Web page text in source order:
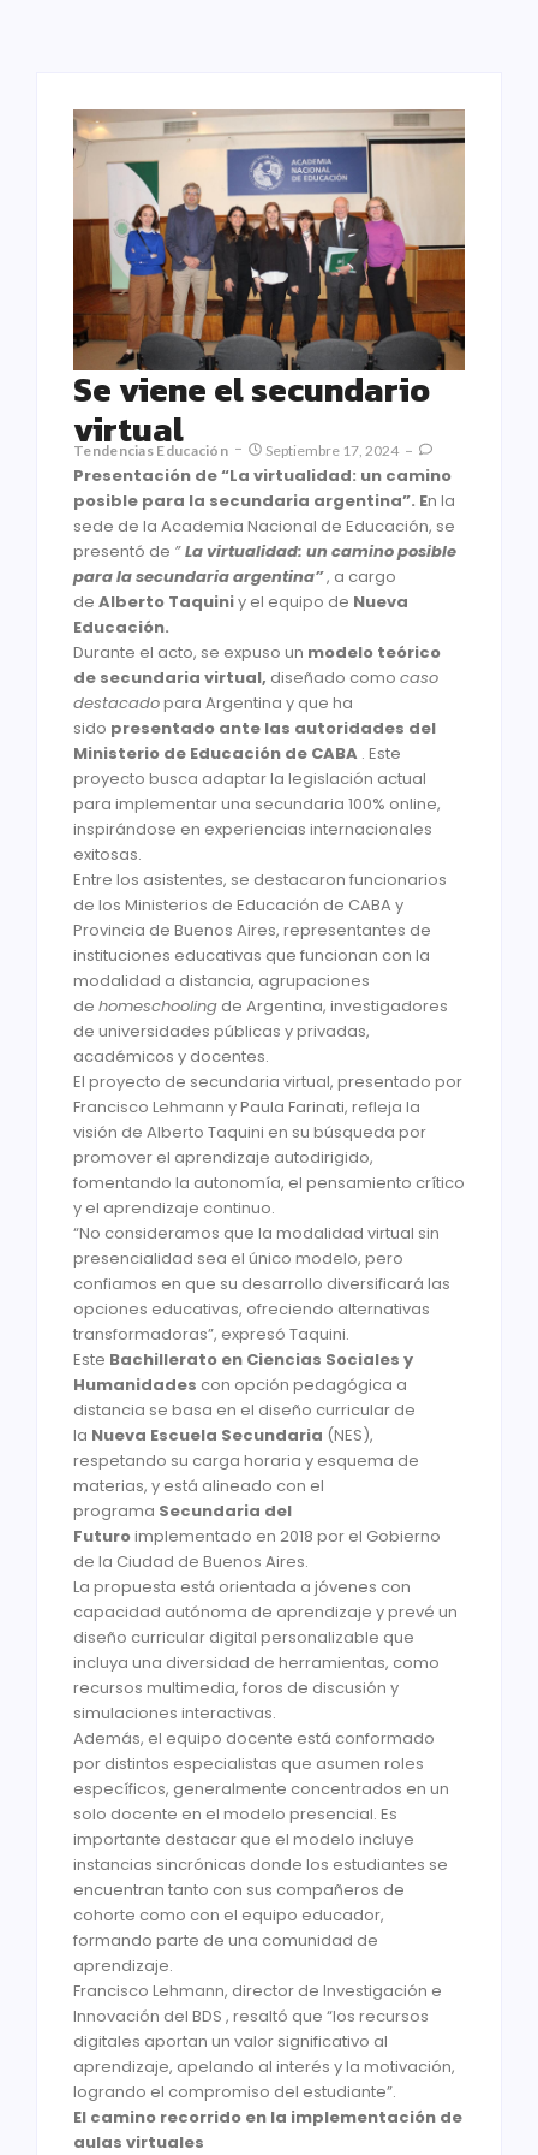
Se viene el secundario
virtual
Tendencias Educación Septiembre 17, 2024
Presentación de “La virtualidad: un camino
posible para la secundaria argentina”. En la
sede de la Academia Nacional de Educación, se
presentó de ”La virtualidad: un camino posible
para la secundaria argentina”, a cargo
de Alberto Taquiniy el equipo de Nueva
Educación.
Durante el acto, se expuso un modelo teórico
de secundaria virtual, diseñado como caso
destacadopara Argentina y que ha
sido presentado ante las autoridades del
Ministerio de Educación de CABA . Este
proyecto busca adaptar la legislación actual
para implementar una secundaria 100% online,
inspirándose en experiencias internacionales
exitosas.
Entre los asistentes, se destacaron funcionarios
de los Ministerios de Educación de CABA y
Provincia de Buenos Aires, representantes de
instituciones educativas que funcionan con la
modalidad a distancia, agrupaciones
de homeschooling de Argentina, investigadores
de universidades públicas y privadas,
académicos y docentes.
El proyecto de secundaria virtual, presentado por
Francisco Lehmann y Paula Farinati, refleja la
visión de Alberto Taquini en su búsqueda por
promover el aprendizaje autodirigido,
fomentando la autonomía, el pensamiento crítico
y el aprendizaje continuo.
“No consideramos que la modalidad virtual sin
presencialidad sea el único modelo, pero
confiamos en que su desarrollo diversificará las
opciones educativas, ofreciendo alternativas
transformadoras”, expresó Taquini.
Este Bachillerato en Ciencias Sociales y
Humanidades con opción pedagógica a
distancia se basa en el diseño curricular de
la Nueva Escuela Secundaria (NES),
respetando su carga horaria y esquema de
materias, y está alineado con el
programa Secundaria del
Futuroimplementado en 2018 por el Gobierno
de la Ciudad de Buenos Aires.
La propuesta está orientada a jóvenes con
capacidad autónoma de aprendizaje y prevé un
diseño curricular digital personalizable que
incluya una diversidad de herramientas, como
recursos multimedia, foros de discusión y
simulaciones interactivas.
Además, el equipo docente está conformado
por distintos especialistas que asumen roles
específicos, generalmente concentrados en un
solo docente en el modelo presencial. Es
importante destacar que el modelo incluye
instancias sincrónicas donde los estudiantes se
encuentran tanto con sus compañeros de
cohorte como con el equipo educador,
formando parte de una comunidad de
aprendizaje.
Francisco Lehmann, director de Investigación e
Innovación del BDS , resaltó que “los recursos
digitales aportan un valor significativo al
aprendizaje, apelando al interés y la motivación,
logrando el compromiso del estudiante”.
El camino recorrido en la implementación de
aulas virtuales